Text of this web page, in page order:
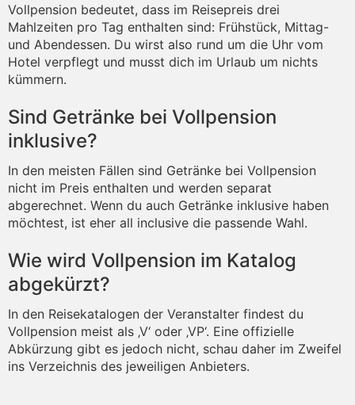
Vollpension bedeutet, dass im Reisepreis drei
Mahlzeiten pro Tag enthalten sind: Frühstück, Mittag-
und Abendessen. Du wirst also rund um die Uhr vom
Hotel verpflegt und musst dich im Urlaub um nichts
kümmern.
Sind Getränke bei Vollpension
inklusive?
In den meisten Fällen sind Getränke bei Vollpension
nicht im Preis enthalten und werden separat
abgerechnet. Wenn du auch Getränke inklusive haben
möchtest, ist eher all inclusive die passende Wahl.
Wie wird Vollpension im Katalog
abgekürzt?
In den Reisekatalogen der Veranstalter findest du
Vollpension meist als ‚V‘ oder ‚VP‘. Eine offizielle
Abkürzung gibt es jedoch nicht, schau daher im Zweifel
ins Verzeichnis des jeweiligen Anbieters.